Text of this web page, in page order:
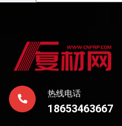
热线电话
18653463667